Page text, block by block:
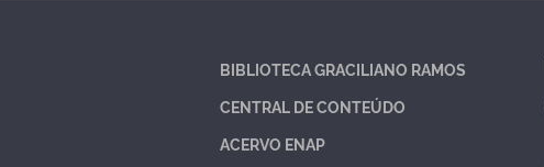
BIBLIOTECA GRACILIANO RAMOS
CENTRAL DE CONTEÚDO
ACERVO ENAP